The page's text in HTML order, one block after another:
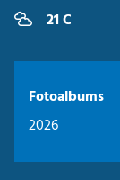
21 C
Fotoalbums
2026